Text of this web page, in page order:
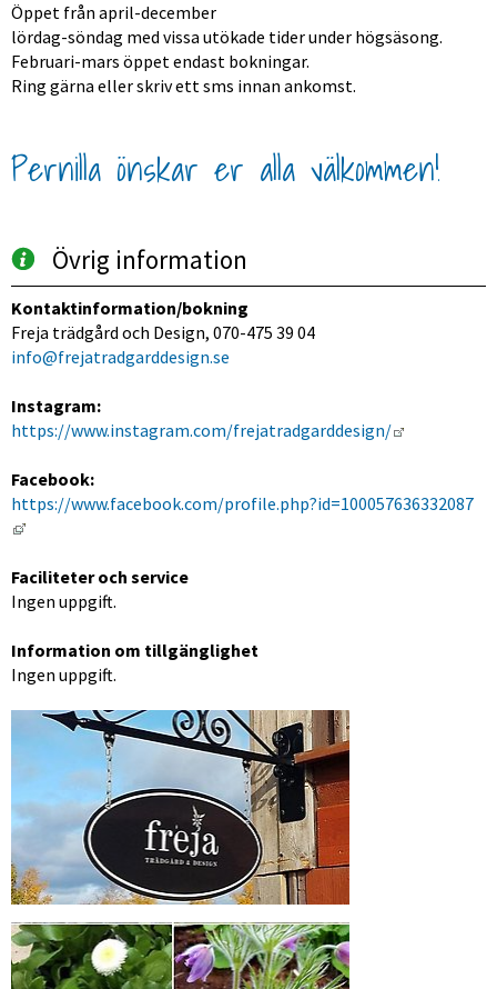
Öppet från april-december
lördag-söndag med vissa utökade tider under högsäsong.
Februari-mars öppet endast bokningar.
Ring gärna eller skriv ett sms innan ankomst.
Pernilla önskar er alla välkommen!
Övrig information
Kontaktinformation/bokning
Freja trädgård och Design, 070-475 39 04
info@frejatradgarddesign.se
Instagram:
https://www.instagram.com/frejatradgarddesign/
Facebook:
https://www.facebook.com/profile.php?id=100057636332087
Länk till annan webbplats, öppnas i nytt fönster.
Faciliteter och service
Ingen uppgift.
Information om tillgänglighet
Ingen uppgift.
Förstora bilden
Förstora bilden